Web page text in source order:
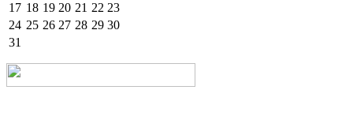
17 18 19 20 21 22 23
24 25 26 27 28 29 30
31